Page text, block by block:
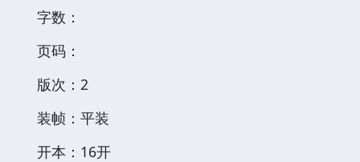
字数：
页码：
版次：2
装帧：平装
开本：16开